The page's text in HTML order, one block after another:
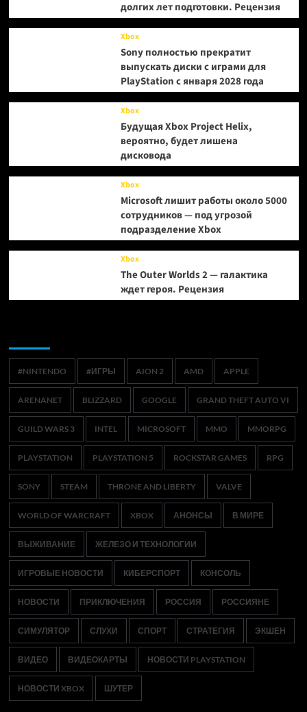
долгих лет подготовки. Рецензия
Xbox
Sony полностью прекратит
выпускать диски с играми для
PlayStation с января 2028 года
Xbox
Будущая Xbox Project Helix,
вероятно, будет лишена
дисковода
Xbox
Microsoft лишит работы около 5000
сотрудников — под угрозой
подразделение Xbox
Xbox
The Outer Worlds 2 — галактика
ждет героя. Рецензия
#NINTENDO #ИГРЫ AION 2 AMD APPLE
ARENANET BLIZZARD GOOGLE GRAND THEFT AUTO VI
GUILD WARS 3 INTEL MICROSOFT MMO MMORPG
PLAYSTATION PLAYSTATION 5 ROCKSTAR GAMES RPG
SONY STEAM THRONE AND LIBERTY VALVE
WORLD OF WARCRAFT XBOX АНОНСЫ В МИРЕ
ВЫЖИВАНИЕ ЖЕЛЕЗО И ТЕХНОЛОГИИ
ИГРОВЫЕ НОВОСТИ КИБЕРСПОРТ КОНСОЛЬ
НОВОСТИ ПРИКЛЮЧЕНИЯ РОССИЯ РОССИЯНЕ
СИМУЛЯТОР СЛУХИ СПОРТ СТРАТЕГИЯ ЭКШЕН
ВИДЕО ВИДЕОКАРТЫ НОВОСТИ PLAYSTATION
НОВОСТИ XBOX ШУТЕР